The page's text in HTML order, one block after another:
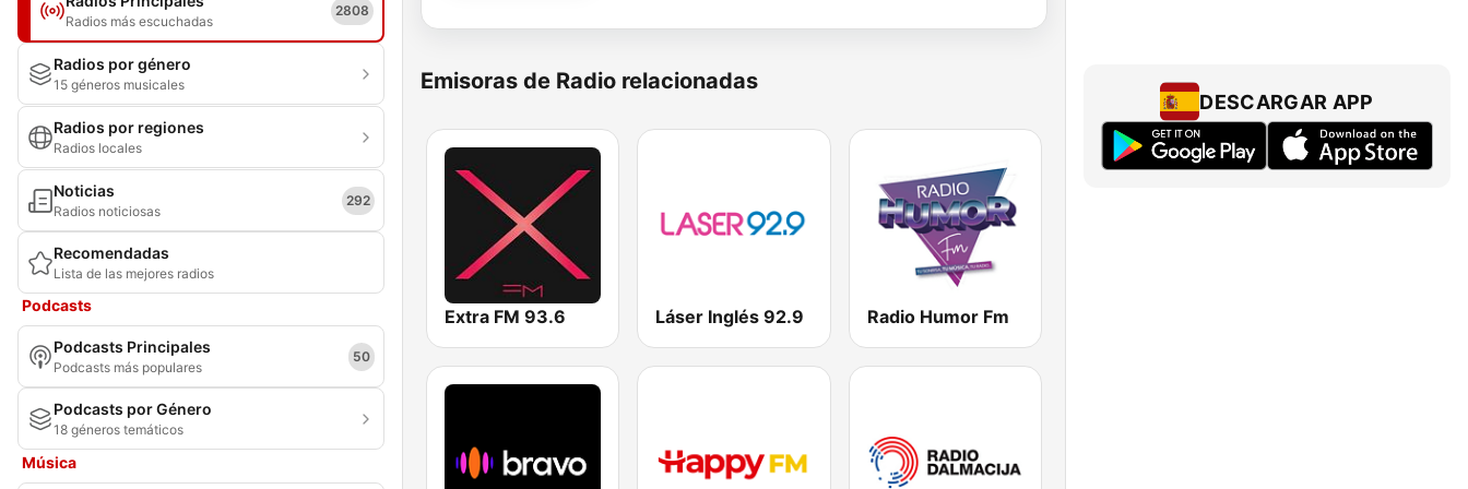
Radios más escuchadas
2808
Radios por género
15 géneros musicales
Radios por regiones
Radios locales
Noticias
Radios noticiosas
292
Recomendadas
Lista de las mejores radios
Podcasts
Podcasts Principales
Podcasts más populares
50
Podcasts por Género
18 géneros temáticos
Música
Emisoras de Radio relacionadas
Extra FM 93.6 Láser Inglés 92.9 Radio Humor Fm
DESCARGAR APP